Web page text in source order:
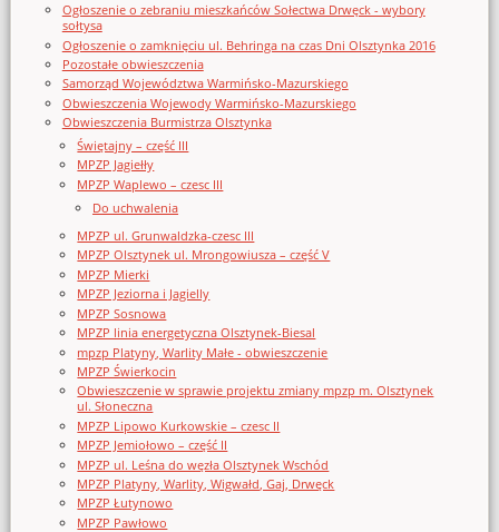
Ogłoszenie o zebraniu mieszkańców Sołectwa Drwęck - wybory
sołtysa
Ogłoszenie o zamknięciu ul. Behringa na czas Dni Olsztynka 2016
Pozostałe obwieszczenia
Samorząd Województwa Warmińsko-Mazurskiego
Obwieszczenia Wojewody Warmińsko-Mazurskiego
Obwieszczenia Burmistrza Olsztynka
Świętajny – część III
MPZP Jagiełły
MPZP Waplewo – czesc III
Do uchwalenia
MPZP ul. Grunwaldzka-czesc III
MPZP Olsztynek ul. Mrongowiusza – część V
MPZP Mierki
MPZP Jeziorna i Jagielly
MPZP Sosnowa
MPZP linia energetyczna Olsztynek-Biesal
mpzp Platyny, Warlity Małe - obwieszczenie
MPZP Świerkocin
Obwieszczenie w sprawie projektu zmiany mpzp m. Olsztynek
ul. Słoneczna
MPZP Lipowo Kurkowskie – czesc II
MPZP Jemiołowo – część II
MPZP ul. Leśna do węzła Olsztynek Wschód
MPZP Platyny, Warlity, Wigwałd, Gaj, Drwęck
MPZP Łutynowo
MPZP Pawłowo